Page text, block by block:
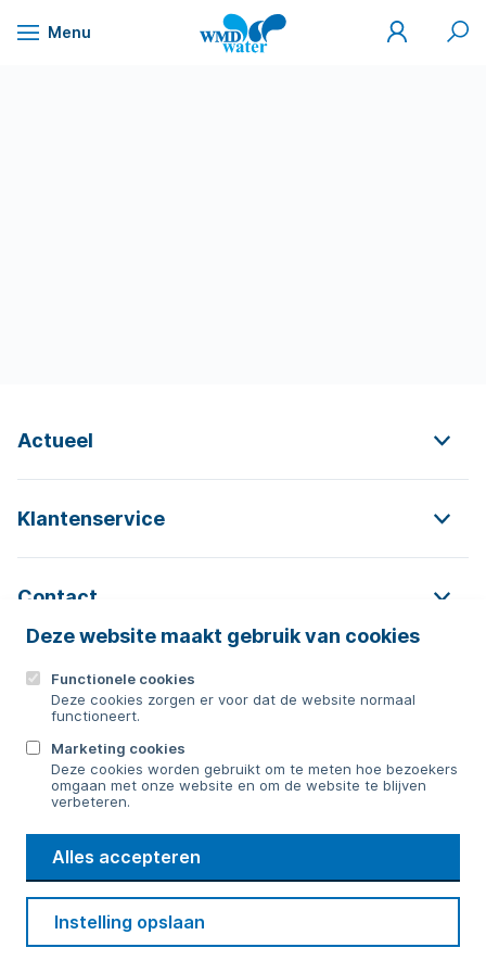
Naar
Deze website maakt gebruik van cookies
Functionele cookies
Deze cookies zorgen er voor dat de website normaal
functioneert.
Marketing cookies
Deze cookies worden gebruikt om te meten hoe bezoekers
omgaan met onze website en om de website te blijven
verbeteren.
Alles accepteren
Instelling opslaan
Menu
WMD
Drinkwater
Mijn
WMD
Zoek
Actueel
Klantenservice
Contact
Contact
Bericht sturen
WMD
Drinkwater
Cookie voorkeuren
Privacy Disclaimer